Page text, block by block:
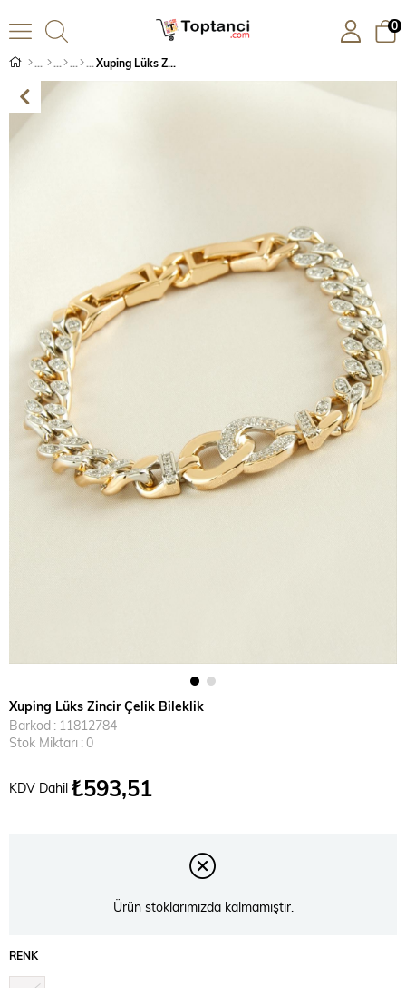
0
Xuping Lüks Zincir Çelik Bileklik
Xuping Lüks Zincir Çelik Bileklik
Barkod : 11812784
Stok Miktarı :0
KDV Dahil ₺593,51
Ürün stoklarımızda kalmamıştır.
RENK